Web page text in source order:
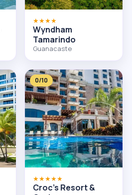
★★★★
Wyndham
Tamarindo
Guanacaste
0/10
★★★★★
Croc's Resort &